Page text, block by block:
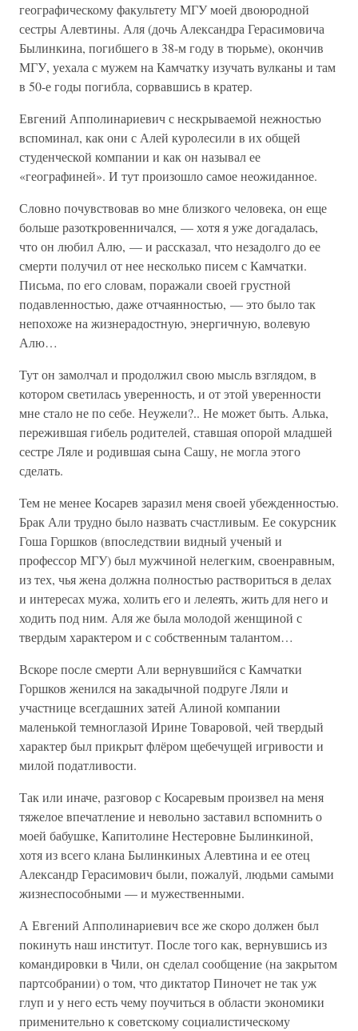
географическому факультету МГУ моей двоюродной
сестры Алевтины. Аля (дочь Александра Герасимовича
Былинкина, погибшего в 38-м году в тюрьме), окончив
МГУ, уехала с мужем на Камчатку изучать вулканы и там
в 50-е годы погибла, сорвавшись в кратер.
Евгений Апполинариевич с нескрываемой нежностью
вспоминал, как они с Алей куролесили в их общей
студенческой компании и как он называл ее
«географиней». И тут произошло самое неожиданное.
Словно почувствовав во мне близкого человека, он еще
больше разоткровенничался, — хотя я уже догадалась,
что он любил Алю, — и рассказал, что незадолго до ее
смерти получил от нее несколько писем с Камчатки.
Письма, по его словам, поражали своей грустной
подавленностью, даже отчаянностью, — это было так
непохоже на жизнерадостную, энергичную, волевую
Алю…
Тут он замолчал и продолжил свою мысль взглядом, в
котором светилась уверенность, и от этой уверенности
мне стало не по себе. Неужели?.. Не может быть. Алька,
пережившая гибель родителей, ставшая опорой младшей
сестре Ляле и родившая сына Сашу, не могла этого
сделать.
Тем не менее Косарев заразил меня своей убежденностью.
Брак Али трудно было назвать счастливым. Ее сокурсник
Гоша Горшков (впоследствии видный ученый и
профессор МГУ) был мужчиной нелегким, своенравным,
из тех, чья жена должна полностью раствориться в делах
и интересах мужа, холить его и лелеять, жить для него и
ходить под ним. Аля же была молодой женщиной с
твердым характером и с собственным талантом…
Вскоре после смерти Али вернувшийся с Камчатки
Горшков женился на закадычной подруге Ляли и
участнице всегдашних затей Алиной компании
маленькой темноглазой Ирине Товаровой, чей твердый
характер был прикрыт флёром щебечущей игривости и
милой податливости.
Так или иначе, разговор с Косаревым произвел на меня
тяжелое впечатление и невольно заставил вспомнить о
моей бабушке, Капитолине Нестеровне Былинкиной,
хотя из всего клана Былинкиных Алевтина и ее отец
Александр Герасимович были, пожалуй, людьми самыми
жизнеспособными — и мужественными.
А Евгений Апполинариевич все же скоро должен был
покинуть наш институт. После того как, вернувшись из
командировки в Чили, он сделал сообщение (на закрытом
партсобрании) о том, что диктатор Пиночет не так уж
глуп и у него есть чему поучиться в области экономики
применительно к советскому социалистическому